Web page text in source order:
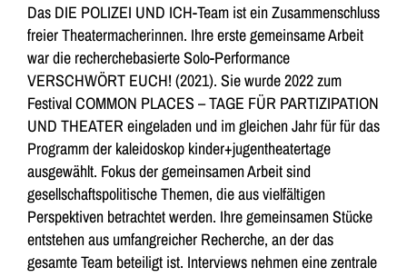
Das DIE POLIZEI UND ICH-Team ist ein Zusammenschluss
freier Theatermacherinnen. Ihre erste gemeinsame Arbeit
war die recherchebasierte Solo-Performance
VERSCHWÖRT EUCH! (2021). Sie wurde 2022 zum
Festival COMMON PLACES – TAGE FÜR PARTIZIPATION
UND THEATER eingeladen und im gleichen Jahr für für das
Programm der kaleidoskop kinder+jugentheatertage
ausgewählt. Fokus der gemeinsamen Arbeit sind
gesellschaftspolitische Themen, die aus vielfältigen
Perspektiven betrachtet werden. Ihre gemeinsamen Stücke
entstehen aus umfangreicher Recherche, an der das
gesamte Team beteiligt ist. Interviews nehmen eine zentrale